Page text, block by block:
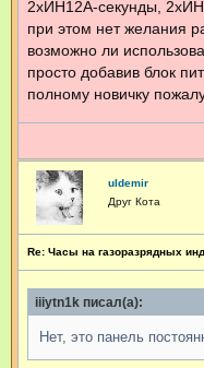
2хИН12А-секунды,
при этом нет желания
возможно ли
просто добавив блок
полному новичку
uldemir
Друг Кота
Re: Часы на газоразрядных
iiiytn1k писал(а):
Нет, это панель